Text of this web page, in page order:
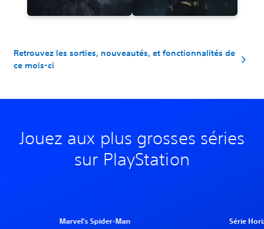
Retrouvez les sorties, nouveautés, et fonctionnalités de
ce mois-ci
Jouez aux plus grosses séries
sur PlayStation
Marvel's Spider-Man Série